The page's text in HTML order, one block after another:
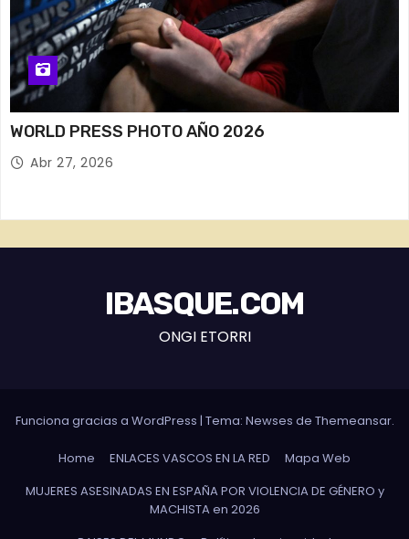
WORLD PRESS PHOTO AÑO 2026
Abr 27, 2026
IBASQUE.COM
ONGI ETORRI
Funciona gracias a WordPress | Tema: Newses de Themeansar.
Home ENLACES VASCOS EN LA RED
Mapa Web
MUJERES ASESINADAS EN ESPAÑA POR VIOLENCIA DE GÉNERO y
MACHISTA en 2026